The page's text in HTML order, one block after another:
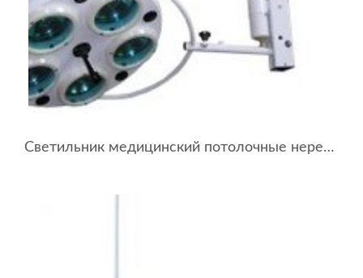
Светильник медицинский потолочные нерегулируемый 4-го класса СМП-5